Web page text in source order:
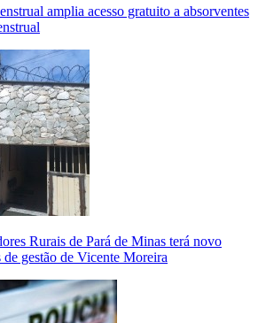
amplia acesso gratuito a absorventes
Rurais de Pará de Minas terá novo
de gestão de Vicente Moreira